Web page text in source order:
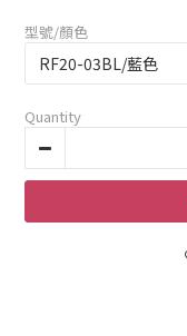
型號/顏色
Quantity